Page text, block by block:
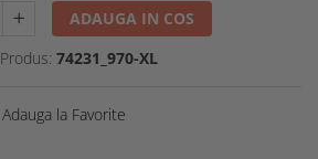
ADAUGA IN COS
74231_970-XL
Adauga la Favorite